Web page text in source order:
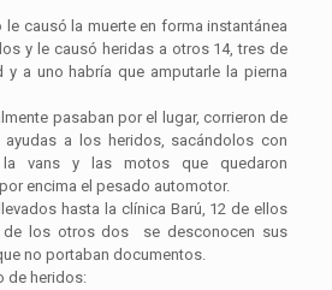
causó la muerte en forma instantánea
y le causó heridas a otros 14, tres de
y a uno habría que amputarle la pierna
pasaban por el lugar, corrieron de
ayudas a los heridos, sacándolos con
vans y las motos que quedaron
encima el pesado automotor.
hasta la clínica Barú, 12 de ellos
de los otros dos se desconocen sus
no portaban documentos.
de heridos: